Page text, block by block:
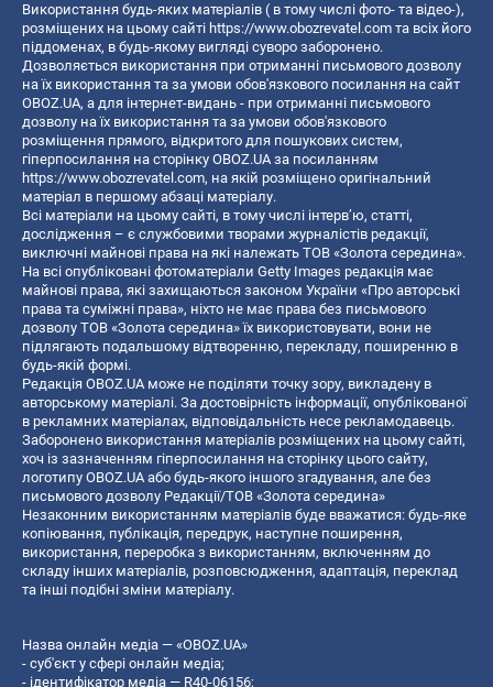
Використання будь-яких матеріалів ( в тому числі фото- та відео-),
розміщених на цьому сайті https://www.obozrevatel.com та всіх його
піддоменах, в будь-якому вигляді суворо заборонено.
Дозволяється використання при отриманні письмового дозволу
на їх використання та за умови обов'язкового посилання на сайт
OBOZ.UA, а для інтернет-видань - при отриманні письмового
дозволу на їх використання та за умови обов'язкового
розміщення прямого, відкритого для пошукових систем,
гіперпосилання на сторінку OBOZ.UA за посиланням
https://www.obozrevatel.com, на якій розміщено оригінальний
матеріал в першому абзаці матеріалу.
Всі матеріали на цьому сайті, в тому числі інтерв’ю, статті,
дослідження – є службовими творами журналістів редакції,
виключні майнові права на які належать ТОВ «Золота середина».
На всі опубліковані фотоматеріали Getty Images редакція має
майнові права, які захищаються законом України «Про авторські
права та суміжні права», ніхто не має права без письмового
дозволу ТОВ «Золота середина» їх використовувати, вони не
підлягають подальшому відтворенню, перекладу, поширенню в
будь-якій формі.
Редакція OBOZ.UA може не поділяти точку зору, викладену в
авторському матеріалі. За достовірність інформації, опублікованої
в рекламних матеріалах, відповідальність несе рекламодавець.
Заборонено використання матеріалів розміщених на цьому сайті,
хоч із зазначенням гіперпосилання на сторінку цього сайту,
логотипу OBOZ.UA або будь-якого іншого згадування, але без
письмового дозволу Редакції/ТОВ «Золота середина»
Незаконним використанням матеріалів буде вважатися: будь-яке
копiювання, публiкацiя, передрук, наступне поширення,
використання, переробка з використанням, включенням до
складу інших матеріалів, розповсюдження, адаптація, переклад
та інші подібні зміни матеріалу.
Назва онлайн медіа — «OBOZ.UA»
- суб'єкт у сфері онлайн медіа;
- ідентифікатор медіа — R40-06156;